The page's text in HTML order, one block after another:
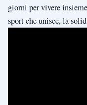
giorni per vivere
sport che unisce, la